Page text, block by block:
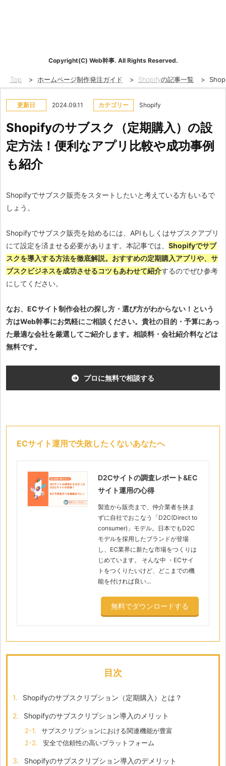
Copyright(C) Web幹事. All Rights Reserved.
Top > ホームページ制作発注ガイド > Shopifyの記事一覧 >
更新日 2024.09.11 カテゴリー Shopify
Shopifyのサブスク（定期購入）の設
定方法！便利なアプリ比較や成功事例
も紹介
Shopifyでサブスク販売をスタートしたいと考えている方もいるで
しょう。
Shopifyでサブスク販売を始めるには、APIもしくはサブスクアプリ
にて設定を済ませる必要があります。本記事では、 Shopifyでサブ
スクを導入する方法を徹底解説。おすすめの定期購入アプリや、サ
ブスクビジネスを成功させるコツもあわせて紹介するのでぜひ参考
にしてください。
なお、ECサイト制作会社の探し方・選び方がわからない！という
方はWeb幹事にお気軽にご相談ください。貴社の目的・予算にあっ
た最適な会社を厳選してご紹介します。相談料・会社紹介料などは
無料です。
プロに無料で相談する
ECサイト運用で失敗したくないあなたへ
D2Cサイトの調査レポート&EC
サイト運用の心得
製造から販売まで、仲介業者を挟ま
ずに自社でおこなう「D2C(Direct to
consumer)」モデル。日本でもD2C
モデルを採用したブランドが登場
し、EC業界に新たな市場をつくりは
じめています。 そんな中 ・ECサイ
トをつくりたいけど、どこまでの機
能を付ければ良い...
無料でダウンロードする
目次
1. Shopifyのサブスクリプション（定期購入）とは？
2. Shopifyのサブスクリプション導入のメリット
2-1.
サブスクリプションにおける関連機能が豊富
2-2.
安全で信頼性の高いプラットフォーム
3. Shopifyのサブスクリプション導入のデメリット